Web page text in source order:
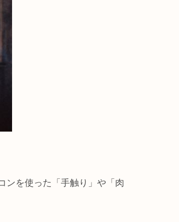
ンを使った「手触り」や「肉